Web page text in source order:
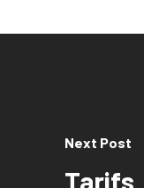
Next Post
Tarifs